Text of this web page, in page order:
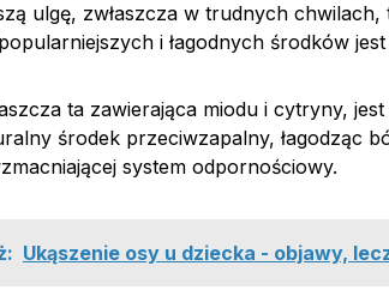
ulgę, zwłaszcza w trudnych chwilach,
i łagodnych środków
ta zawierająca miodu i cytryny,
środek przeciwzapalny, łagodząc
system odpornościowy.
Ukąszenie osy u dziecka - objawy,